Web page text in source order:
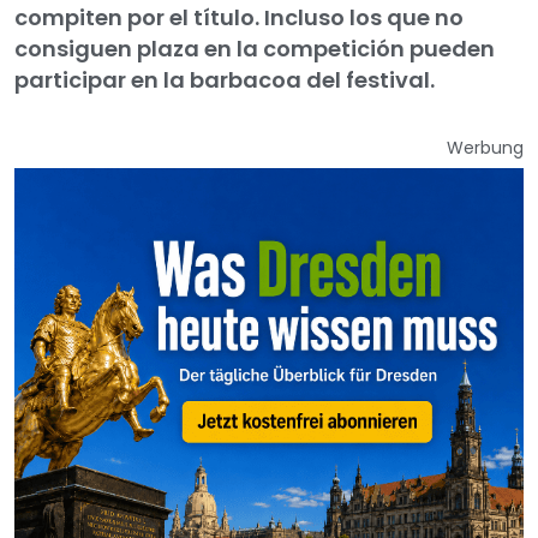
compiten por el título. Incluso los que no
consiguen plaza en la competición pueden
participar en la barbacoa del festival.
Werbung